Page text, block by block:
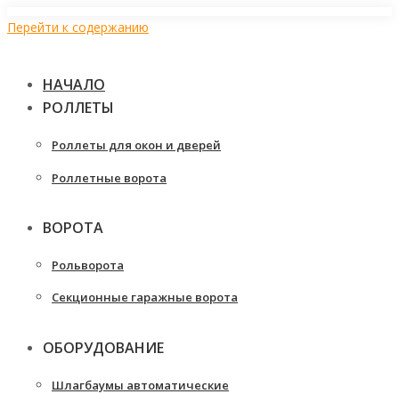
Перейти к содержанию
НАЧАЛО
РОЛЛЕТЫ
Роллеты для окон и дверей
Роллетные ворота
ВОРОТА
Рольворота
Секционные гаражные ворота
ОБОРУДОВАНИЕ
Шлагбаумы автоматические